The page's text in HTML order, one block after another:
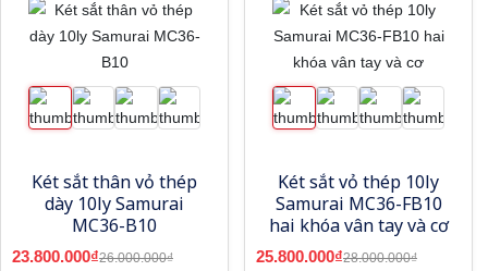
Két sắt thân vỏ thép
dày 10ly Samurai
MC36-B10
23.800.000₫26.000.000₫
Két sắt vỏ thép 10ly
Samurai MC36-FB10
hai khóa vân tay và cơ
25.800.000₫28.000.000₫